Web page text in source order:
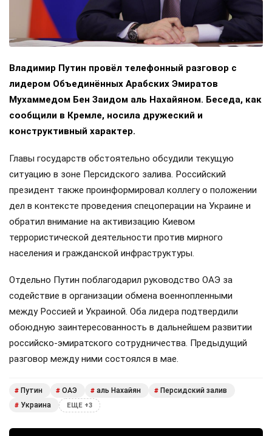
Владимир Путин провёл телефонный разговор с
лидером Объединённых Арабских Эмиратов
Мухаммедом Бен Заидом аль Нахайяном. Беседа, как
сообщили в Кремле, носила дружеский и
конструктивный характер.
Главы государств обстоятельно обсудили текущую
ситуацию в зоне Персидского залива. Российский
президент также проинформировал коллегу о положении
дел в контексте проведения спецоперации на Украине и
обратил внимание на активизацию Киевом
террористической деятельности против мирного
населения и гражданской инфраструктуры.
Отдельно Путин поблагодарил руководство ОАЭ за
содействие в организации обмена военнопленными
между Россией и Украиной. Оба лидера подтвердили
обоюдную заинтересованность в дальнейшем развитии
российско-эмиратского сотрудничества. Предыдущий
разговор между ними состоялся в мае.
# Путин # ОАЭ # аль Нахайян # Персидский залив
# Украина ЕЩЕ +3